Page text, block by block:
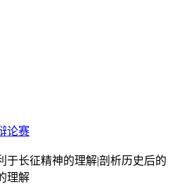
论赛
于⻓征精神的理解|剖析历史后的
理解